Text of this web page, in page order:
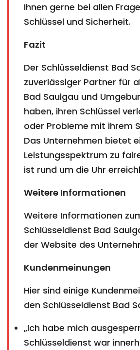
Ihnen gerne bei allen
Schlüssel und Sicherheit.
Fazit
Der Schlüsseldienst Bad
zuverlässiger Partner für
Bad Saulgau und
haben, ihren Schlüssel
oder Probleme mit ihrem
Das Unternehmen bietet
Leistungsspektrum zu
ist rund um die Uhr
Weitere Informationen
Weitere Informationen
Schlüsseldienst Bad
der Website des
Kundenmeinungen
Hier sind einige
den Schlüsseldienst Bad
„Ich habe mich
Schlüsseldienst war